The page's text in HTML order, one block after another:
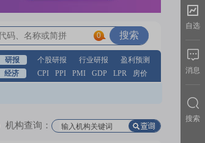
0
研报 个股研报 行业研报
盈利预测
经济 CPI PPI PMI GDP LPR 房价
机构查询：
自选
消息
搜索